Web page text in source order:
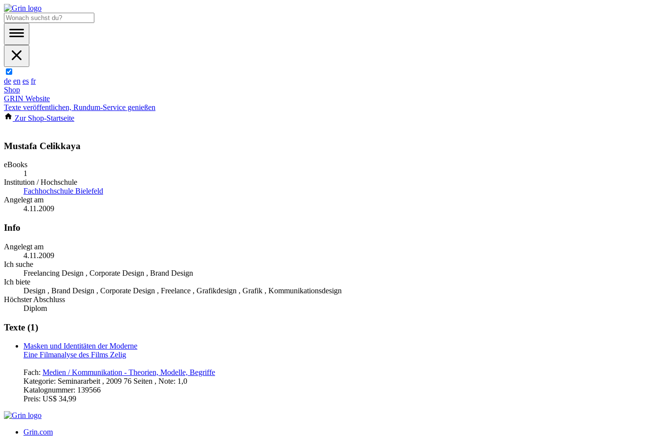
de en es fr
Shop
GRIN Website
Texte veröffentlichen, Rundum-Service genießen
Zur Shop-Startseite
Mustafa Celikkaya
eBooks
1
Institution / Hochschule
Fachhochschule Bielefeld
Angelegt am
4.11.2009
Info
Angelegt am
4.11.2009
Ich suche
Freelancing Design , Corporate Design , Brand Design
Ich biete
Design , Brand Design , Corporate Design , Freelance , Grafikdesign , Grafik , Kommunikationsdesign
Höchster Abschluss
Diplom
Texte (1)
Masken und Identitäten der Moderne
Eine Filmanalyse des Films Zelig
Fach: Medien / Kommunikation - Theorien, Modelle, Begriffe
Kategorie: Seminararbeit , 2009 76 Seiten , Note: 1,0
Katalognummer: 139566
Preis: US$ 34,99
Grin.com